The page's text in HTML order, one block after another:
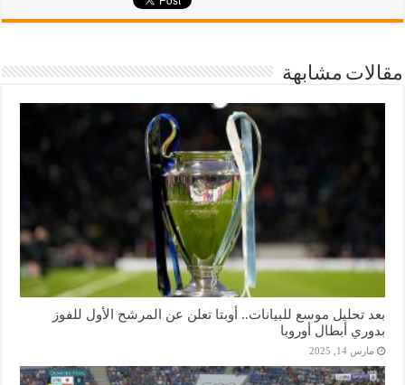
مقالات مشابهة
بعد تحليل موسع للبيانات.. أوبتا تعلن عن المرشح الأول للفوز
بدوري أبطال أوروبا
مارس 14, 2025